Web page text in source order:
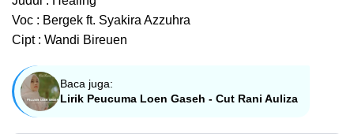
Voc : Bergek ft. Syakira Azzuhra
Cipt : Wandi Bireuen
Baca juga:
Lirik Peucuma Loen Gaseh - Cut Rani Auliza